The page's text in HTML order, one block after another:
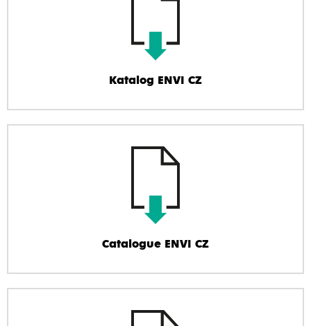
Katalog ENVI CZ
Catalogue ENVI CZ